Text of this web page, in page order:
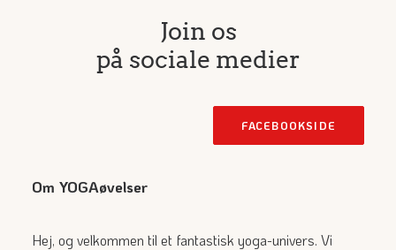
Join os
på sociale medier
FACEBOOKSIDE
Om YOGAøvelser
Hej, og velkommen til et fantastisk yoga-univers. Vi